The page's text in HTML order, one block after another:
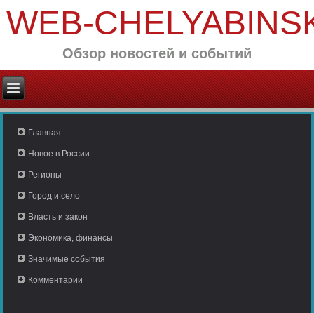
WEB-
Обзор новостей и событий
Главная
Новое в России
Регионы
Город и село
Власть и закон
Экономика, финансы
Значимые события
Комментарии